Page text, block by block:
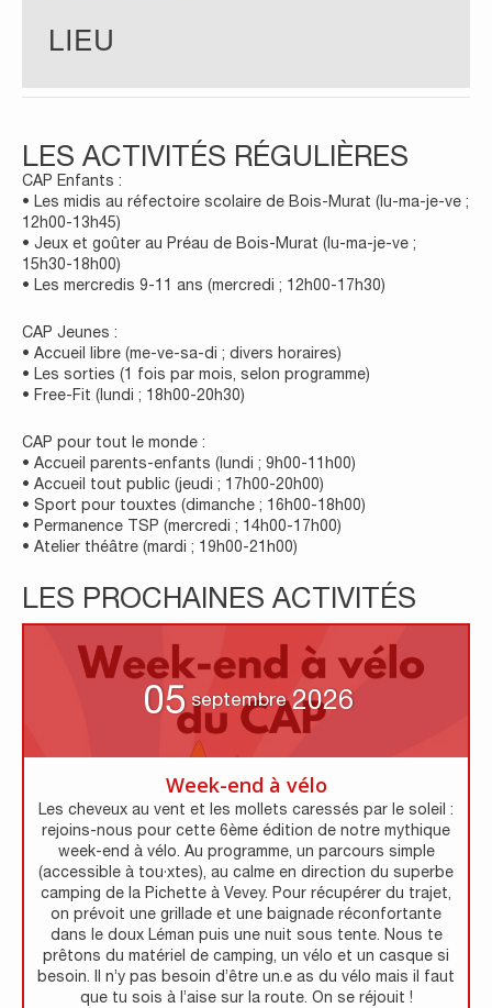
LIEU
LES ACTIVITÉS RÉGULIÈRES
CAP Enfants :
• Les midis au réfectoire scolaire de Bois-Murat (lu-ma-je-ve ;
12h00-13h45)
• Jeux et goûter au Préau de Bois-Murat (lu-ma-je-ve ;
15h30-18h00)
• Les mercredis 9-11 ans (mercredi ; 12h00-17h30)
CAP Jeunes :
• Accueil libre (me-ve-sa-di ; divers horaires)
• Les sorties (1 fois par mois, selon programme)
• Free-Fit (lundi ; 18h00-20h30)
CAP pour tout le monde :
• Accueil parents-enfants (lundi ; 9h00-11h00)
• Accueil tout public (jeudi ; 17h00-20h00)
• Sport pour touxtes (dimanche ; 16h00-18h00)
• Permanence TSP (mercredi ; 14h00-17h00)
• Atelier théâtre (mardi ; 19h00-21h00)
LES PROCHAINES ACTIVITÉS
05 septembre 2026
Week-end à vélo
Les cheveux au vent et les mollets caressés par le soleil :
rejoins-nous pour cette 6ème édition de notre mythique
week-end à vélo. Au programme, un parcours simple
(accessible à tou·xtes), au calme en direction du superbe
camping de la Pichette à Vevey. Pour récupérer du trajet,
on prévoit une grillade et une baignade réconfortante
dans le doux Léman puis une nuit sous tente. Nous te
prêtons du matériel de camping, un vélo et un casque si
besoin. Il n’y pas besoin d’être un.e as du vélo mais il faut
que tu sois à l’aise sur la route. On se réjouit !